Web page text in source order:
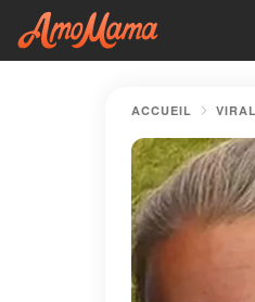
ACCUEIL VIRAL